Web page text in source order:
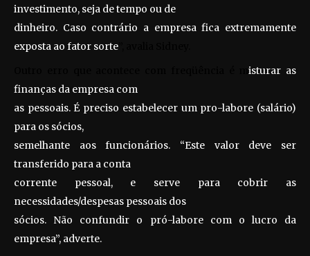
investimento, seja de tempo ou de
dinheiro. Caso contrário a empresa fica extremamente
exposta ao fator sorte
Outro erro que acontece com freqüência é misturar as
finanças da empresa com
as pessoais. É preciso estabelecer um pro-labore (salário)
para os sócios,
semelhante aos funcionários. “Este valor deve ser
transferido para a conta
corrente pessoal, e serve para cobrir as
necessidades/despesas pessoais dos
sócios. Não confundir o pró-labore com o lucro da
empresa”, adverte.